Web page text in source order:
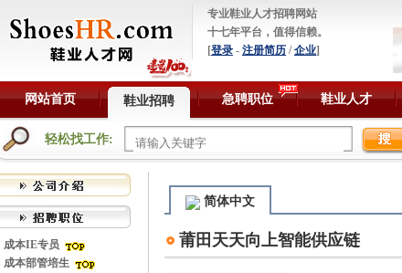
专业鞋业人才招聘网站
十七年平台，值得信赖。
[登录 - 注册简历 /企业]
网站首页 鞋业招聘 急聘职位 鞋业人才
轻松找工作:
简体中文
莆田天天向上智能供应链
成本IE专员
成本部管培生